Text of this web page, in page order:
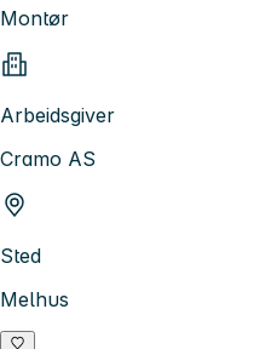
Montør
Arbeidsgiver
Cramo AS
Sted
Melhus